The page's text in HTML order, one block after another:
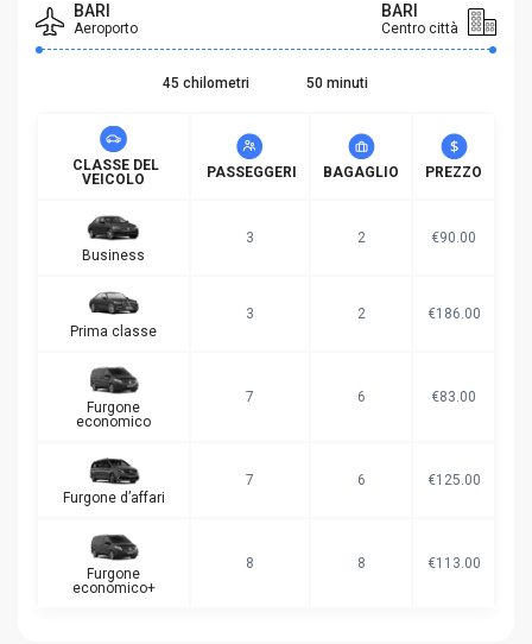
BARI
Aeroporto
BARI
Centro città
45 chilometri 50 minuti
CLASSE DEL
VEICOLO
PASSEGGERI BAGAGLIO PREZZO
Business
3 2 €90.00
Prima classe
3 2 €186.00
Furgone
economico
7 6 €83.00
Furgone d’affari
7 6 €125.00
Furgone
economico+
8 8 €113.00